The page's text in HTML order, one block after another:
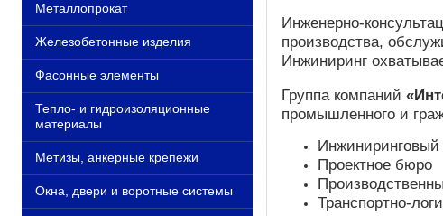
Металлопрокат
Железобетонные изделия
Фасонные элементы
Тепло- и гидроизоляционные
материалы
Метизы, анкерные крепежи
Окна, двери и воротные системы
Инженерно-
производства,
Инжиниринг
Группа компаний
промышленного и
Инжиниринговый
Проектное бюро
Транспортно-